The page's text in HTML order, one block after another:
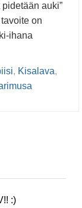
auki”
on
ihana
, Kisalava,
:)